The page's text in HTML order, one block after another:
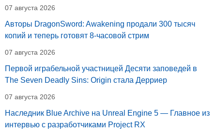
07 августа 2026
Авторы DragonSword: Awakening продали 300 тысяч
копий и теперь готовят 8-часовой стрим
07 августа 2026
Первой играбельной участницей Десяти заповедей в
The Seven Deadly Sins: Origin стала Дерриер
07 августа 2026
Наследник Blue Archive на Unreal Engine 5 — Главное из
интервью с разработчиками Project RX